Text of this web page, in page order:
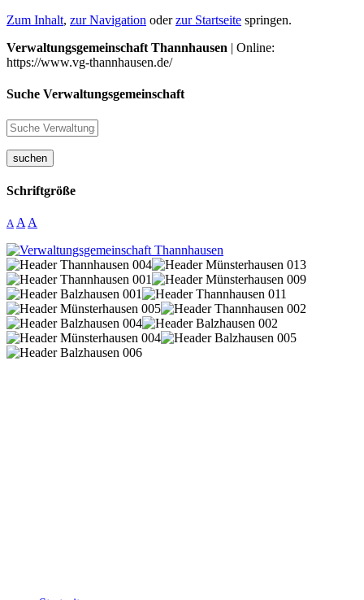
Zum Inhalt, zur Navigation oderzur Startseite springen.
Verwaltungsgemeinschaft Thannhausen | Online:
https://www.vg-thannhausen.de/
Suche Verwaltungsgemeinschaft
suchen
Schriftgröße
A A A